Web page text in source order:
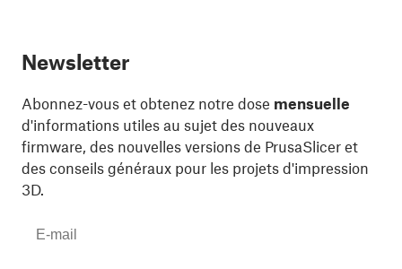
Newsletter
Abonnez-vous et obtenez notre dose mensuelle
d'informations utiles au sujet des nouveaux
firmware, des nouvelles versions de PrusaSlicer et
des conseils généraux pour les projets d'impression
3D.